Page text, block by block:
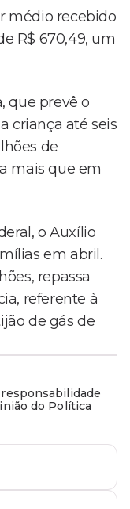
médio recebido
R$ 670,49, um
que prevê o
criança até seis
de
mais que em
o Auxílio
em abril.
repassa
referente à
de gás de
do Política